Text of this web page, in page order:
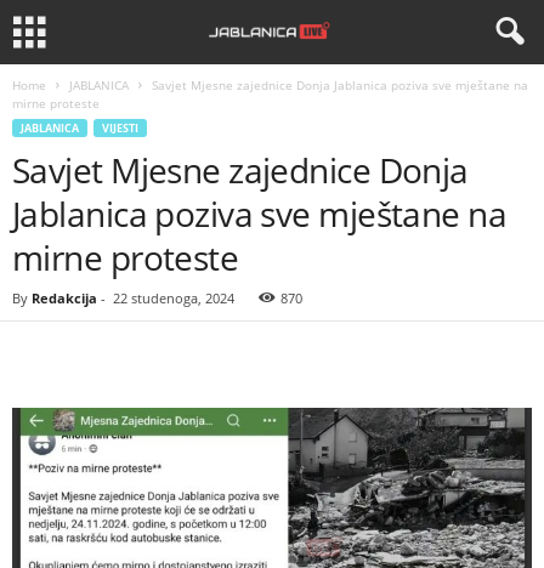
Home JABLANICA
Savjet Mjesne zajednice Donja Jablanica poziva sve mještane na
mirne proteste
JABLANICA VIJESTI
Savjet Mjesne zajednice Donja
Jablanica poziva sve mještane na
mirne proteste
By Redakcija - 22 studenoga, 2024 870